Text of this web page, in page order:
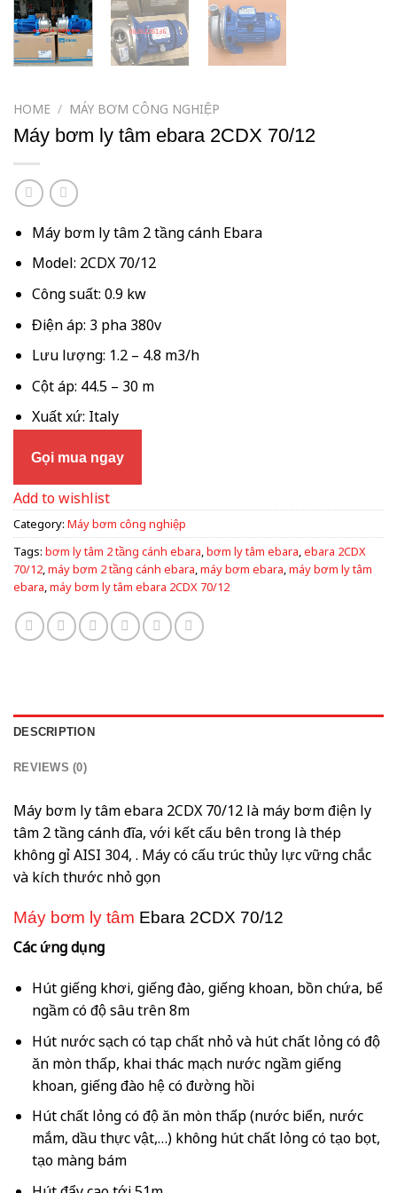
HOME / MÁY BƠM CÔNG NGHIỆP
Máy bơm ly tâm ebara 2CDX 70/12
Máy bơm ly tâm 2 tầng cánh Ebara
Model: 2CDX 70/12
Công suất: 0.9 kw
Điện áp: 3 pha 380v
Lưu lượng: 1.2 – 4.8 m3/h
Cột áp: 44.5 – 30 m
Xuất xứ: Italy
Gọi mua ngay
Add to wishlist
Category: Máy bơm công nghiệp
Tags: bơm ly tâm 2 tầng cánh ebara,bơm ly tâm ebara,ebara 2CDX
70/12,máy bơm 2 tầng cánh ebara,máy bơm ebara,máy bơm ly tâm
ebara,máy bơm ly tâm ebara 2CDX 70/12
DESCRIPTION
REVIEWS (0)
Máy bơm ly tâm ebara 2CDX 70/12 là máy bơm điện ly
tâm 2 tầng cánh đĩa, với kết cấu bên trong là thép
không gỉ AISI 304, . Máy có cấu trúc thủy lực vững chắc
và kích thước nhỏ gọn
Máy bơm ly tâm Ebara 2CDX 70/12
Các ứng dụng
Hút giếng khơi, giếng đào, giếng khoan, bồn chứa, bể
ngầm có độ sâu trên 8m
Hút nước sạch có tạp chất nhỏ và hút chất lỏng có độ
ăn mòn thấp, khai thác mạch nước ngầm giếng
khoan, giếng đào hệ có đường hồi
Hút chất lỏng có độ ăn mòn thấp (nước biển, nước
mắm, dầu thực vật,…) không hút chất lỏng có tạo bọt,
tạo màng bám